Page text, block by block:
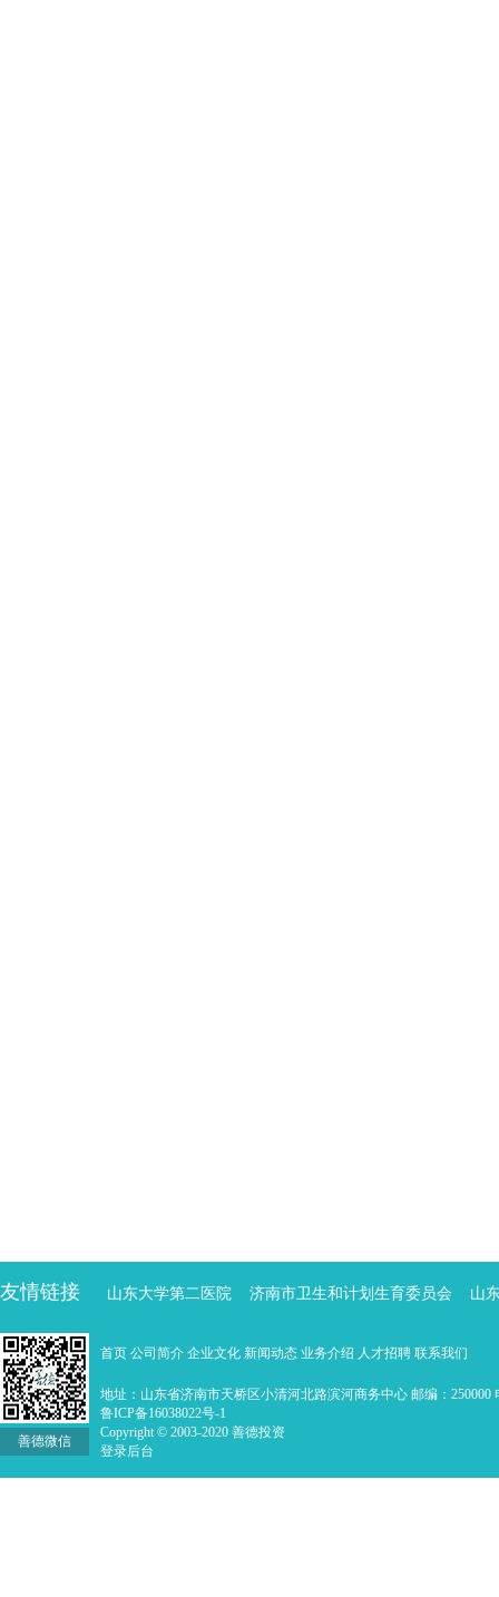
友情链接 山东大学第二医院 济南市卫生和计划生育委员会 山
善德微信
首页 公司简介 企业文化 新闻动态 业务介绍 人才招聘 联系我们
地址：山东省济南市天桥区小清河北路滨河商务中心 邮编：250000
鲁ICP备16038022号-1
Copyright © 2003-2020 善德投资
登录后台